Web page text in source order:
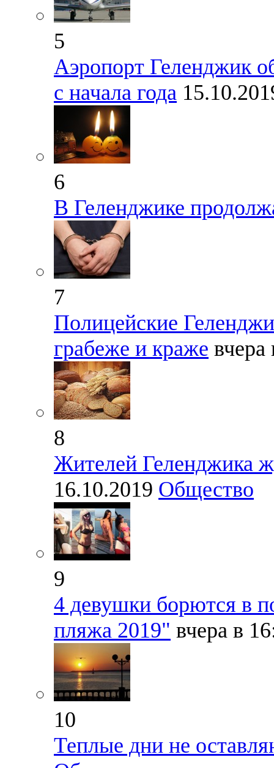
5
Аэропорт Геленджик
с начала года
6
В Геленджике
7
Полицейские
грабеже и краже
8
Жителей Геленджика
16.10.2019 Общество
9
4 девушки борются в
пляжа 2019" вчера в
10
Теплые дни не